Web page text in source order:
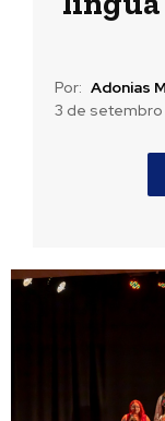
Por: Adonias
3 de